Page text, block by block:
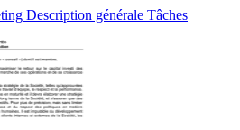
Description générale Tâches